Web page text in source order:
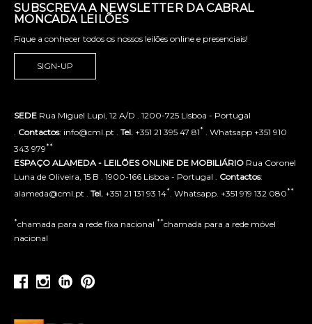
SUBSCREVA A NEWSLETTER DA CABRAL
MONCADA LEILÕES
Fique a conhecer todos os nossos leilões online e presenciais!
SIGN-UP
SEDE Rua Miguel Lupi, 12 A/D . 1200-725 Lisboa - Portugal
Contactos: info@cml.pt . Tel. +351 21 395 47 81* . Whatsapp +351 910
343 979**
ESPAÇO ALAMEDA - LEILÕES ONLINE DE MOBILIÁRIO Rua Coronel
Luna de Oliveira, 15 B . 1900-166 Lisboa - Portugal . Contactos:
alameda@cml.pt . Tel. +351 21 131 93 14* . Whatsapp. +351 919 132 080**
*chamada para a rede fixa nacional **chamada para a rede móvel
nacional